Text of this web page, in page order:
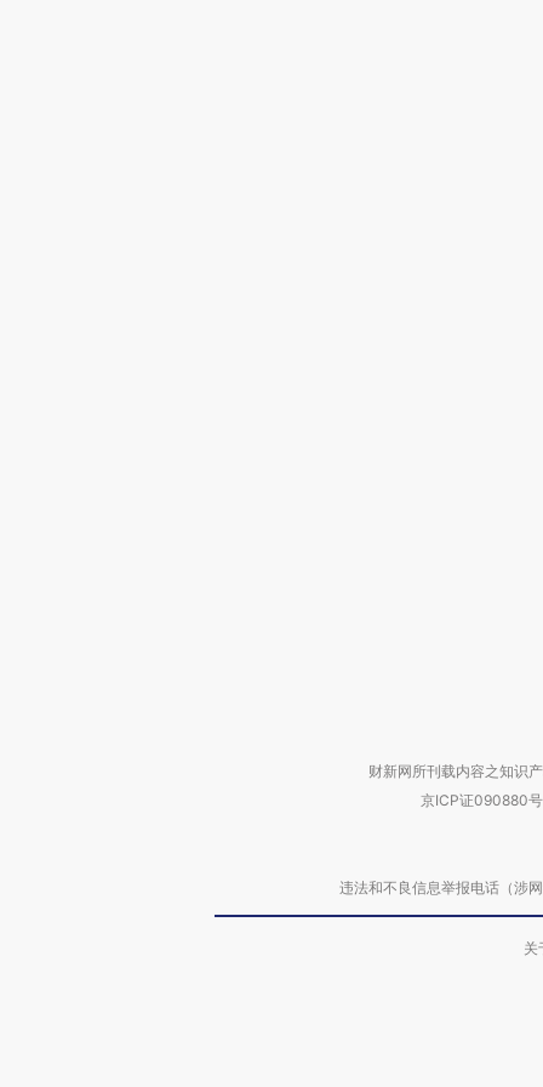
财新网所刊载内容之知识
京ICP证090880号
违法和不良信息举报电话（涉
关